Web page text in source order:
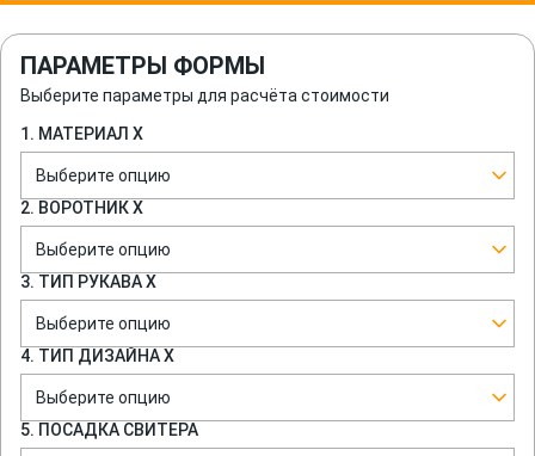
ПАРАМЕТРЫ ФОРМЫ
Выберите параметры для расчёта стоимости
1. МАТЕРИАЛ Х
Выберите опцию
2. ВОРОТНИК Х
Выберите опцию
3. ТИП РУКАВА Х
Выберите опцию
4. ТИП ДИЗАЙНА Х
Выберите опцию
5. ПОСАДКА СВИТЕРА